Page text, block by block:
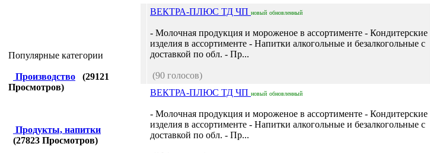
Популярные категории
Производство (29121
Просмотров)
Продукты, напитки
(27823 Просмотров)
ВЕКТРА-ПЛЮС ТД ЧП новый обновленный
- Молочная продукция и мороженое в ассортименте - Кондитерские
изделия в ассортименте - Напитки алкогольные и безалкогольные с
доставкой по обл. - Пр...
(90 голосов)
ВЕКТРА-ПЛЮС ТД ЧП новый обновленный
- Молочная продукция и мороженое в ассортименте - Кондитерские
изделия в ассортименте - Напитки алкогольные и безалкогольные с
доставкой по обл. - Пр...